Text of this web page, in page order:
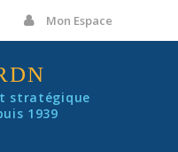
Mon Espace
stratégique
1939